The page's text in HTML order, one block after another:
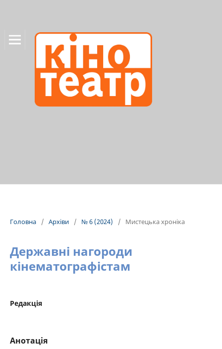
Головна / Архіви / № 6 (2024) / Мистецька хроніка
Державні нагороди
кінематографістам
Редакція
Анотація